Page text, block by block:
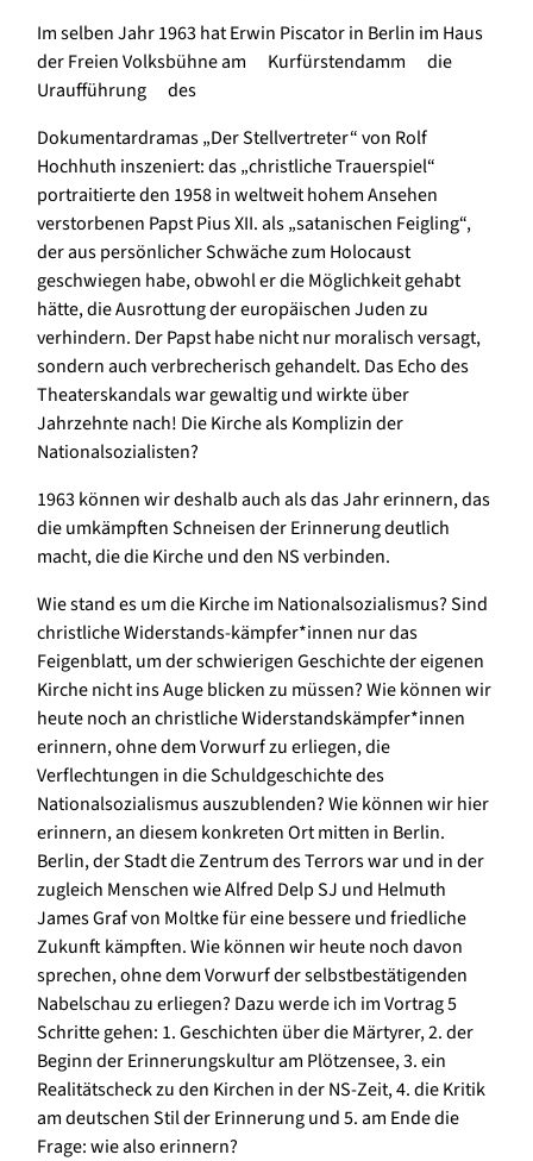
Im selben Jahr 1963 hat Erwin Piscator in Berlin im Haus
der Freien Volksbühne am Kurfürstendamm die
Uraufführung des
Dokumentardramas „Der Stellvertreter“ von Rolf
Hochhuth inszeniert: das „christliche Trauerspiel“
portraitierte den 1958 in weltweit hohem Ansehen
verstorbenen Papst Pius XII. als „satanischen Feigling“,
der aus persönlicher Schwäche zum Holocaust
geschwiegen habe, obwohl er die Möglichkeit gehabt
hätte, die Ausrottung der europäischen Juden zu
verhindern. Der Papst habe nicht nur moralisch versagt,
sondern auch verbrecherisch gehandelt. Das Echo des
Theaterskandals war gewaltig und wirkte über
Jahrzehnte nach! Die Kirche als Komplizin der
Nationalsozialisten?
1963 können wir deshalb auch als das Jahr erinnern, das
die umkämpften Schneisen der Erinnerung deutlich
macht, die die Kirche und den NS verbinden.
Wie stand es um die Kirche im Nationalsozialismus? Sind
christliche Widerstands-kämpfer*innen nur das
Feigenblatt, um der schwierigen Geschichte der eigenen
Kirche nicht ins Auge blicken zu müssen? Wie können wir
heute noch an christliche Widerstandskämpfer*innen
erinnern, ohne dem Vorwurf zu erliegen, die
Verflechtungen in die Schuldgeschichte des
Nationalsozialismus auszublenden? Wie können wir hier
erinnern, an diesem konkreten Ort mitten in Berlin.
Berlin, der Stadt die Zentrum des Terrors war und in der
zugleich Menschen wie Alfred Delp SJ und Helmuth
James Graf von Moltke für eine bessere und friedliche
Zukunft kämpften. Wie können wir heute noch davon
sprechen, ohne dem Vorwurf der selbstbestätigenden
Nabelschau zu erliegen? Dazu werde ich im Vortrag 5
Schritte gehen: 1. Geschichten über die Märtyrer, 2. der
Beginn der Erinnerungskultur am Plötzensee, 3. ein
Realitätscheck zu den Kirchen in der NS-Zeit, 4. die Kritik
am deutschen Stil der Erinnerung und 5. am Ende die
Frage: wie also erinnern?